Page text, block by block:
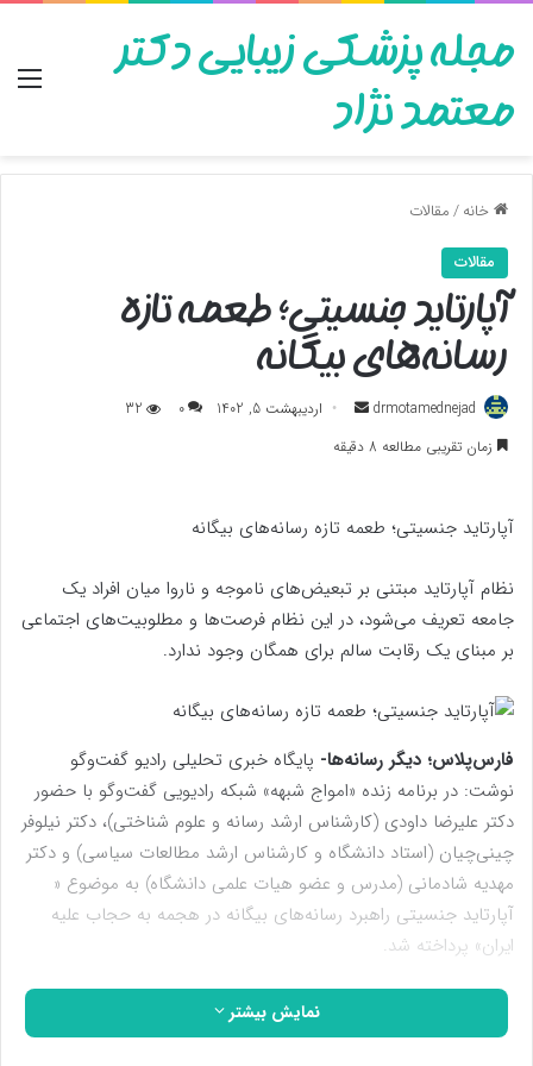
مجله پزشکی زیبایی دکتر
معتمد نژاد
خانه/مقالات
مقالات
آپارتاید جنسیتی؛ طعمه تازه
رسانه‌های بیگانه
drmotamednejad
ارسال
به
اردیبهشت 5, 1402 0
32
زمان تقریبی مطالعه 8 دقیقه
آپارتاید جنسیتی؛ طعمه تازه رسانه‌های بیگانه
نظام آپارتاید مبتنی بر تبعیض‌های ناموجه و ناروا میان افراد یک
جامعه تعریف می‌شود، در این نظام فرصت‌ها و مطلوبیت‌های اجتماعی
بر مبنای یک رقابت سالم برای همگان وجود ندارد.
فارس‌پلاس؛ دیگر رسانه‌ها- پایگاه خبری تحلیلی رادیو گفت‌وگو
نوشت: در برنامه زنده «امواج شبهه» شبکه رادیویی گفت‌وگو با حضور
دکتر علیرضا داودی (کارشناس ارشد رسانه و علوم شناختی)، دکتر نیلوفر
چینی‌چیان (استاد دانشگاه و کارشناس ارشد مطالعات سیاسی) و دکتر
مهدیه شادمانی (مدرس و عضو هیات علمی دانشگاه) به موضوع «
آپارتاید جنسیتی راهبرد رسانه‌های بیگانه در هجمه به حجاب علیه
ایران» پرداخته شد.
سطوح مفهوم جنسیت چیست!نمایش بیشتر